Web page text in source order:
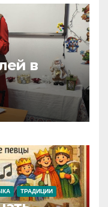
в
ТРАДИЦИИ